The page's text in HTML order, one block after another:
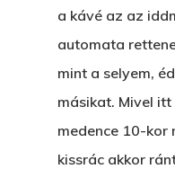
a kávé az az
automata
mint a selyem,
másikat. Mivel itt
medence 10-kor
kissrác akkor